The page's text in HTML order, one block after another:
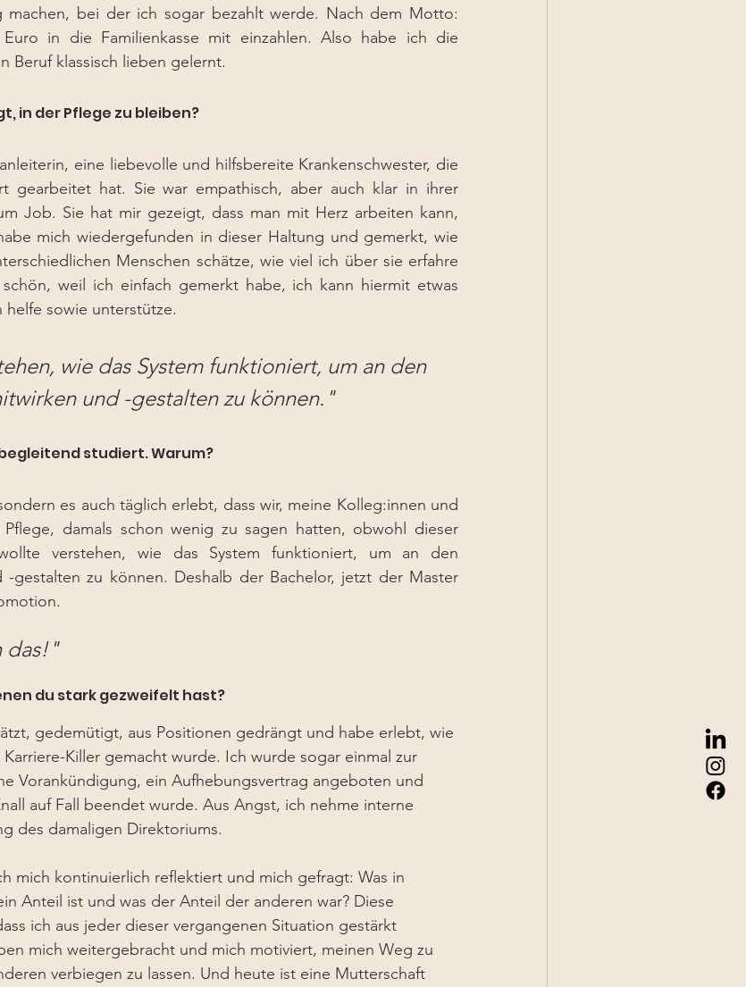
machen, bei der ich sogar bezahlt werde. Nach dem Motto:
in die Familienkasse mit einzahlen. Also habe ich die
Beruf klassisch lieben gelernt.
in der Pflege zu bleiben?
eine liebevolle und hilfsbereite Krankenschwester, die
gearbeitet hat. Sie war empathisch, aber auch klar in ihrer
Job. Sie hat mir gezeigt, dass man mit Herz arbeiten kann,
mich wiedergefunden in dieser Haltung und gemerkt, wie
Menschen schätze, wie viel ich über sie erfahre
weil ich einfach gemerkt habe, ich kann hiermit etwas
helfe sowie unterstütze.
wie das System funktioniert, um an den
und -gestalten zu können."
studiert. Warum?
es auch täglich erlebt, dass wir, meine Kolleg:innen und
damals schon wenig zu sagen hatten, obwohl dieser
verstehen, wie das System funktioniert, um an den
-gestalten zu können. Deshalb der Bachelor, jetzt der Master
das!"
du stark gezweifelt hast?
gedemütigt, aus Positionen gedrängt und habe erlebt, wie
Killer gemacht wurde. Ich wurde sogar einmal zur
Vorankündigung, ein Aufhebungsvertrag angeboten und
auf Fall beendet wurde. Aus Angst, ich nehme interne
des damaligen Direktoriums.
mich kontinuierlich reflektiert und mich gefragt: Was in
Anteil ist und was der Anteil der anderen war? Diese
ich aus jeder dieser vergangenen Situation gestärkt
mich weitergebracht und mich motiviert, meinen Weg zu
verbiegen zu lassen. Und heute ist eine Mutterschaft